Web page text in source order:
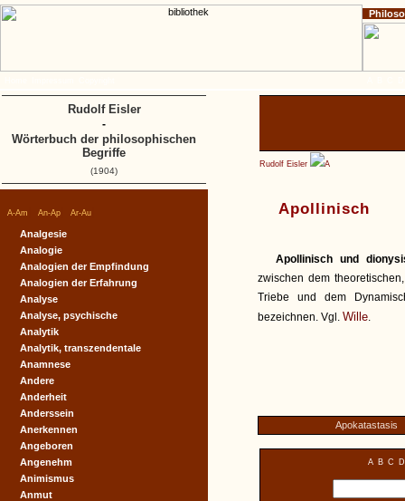
Rudolf Eisler A
Apollinisch
Apollinisch und
zwischen dem
Triebe und dem
bezeichnen. Vgl. Wille.
Apokatastasis
A B C D
A-Am An-Ap Ar-Au
Analgesie
Analogie
Analogien der Empfindung
Analogien der Erfahrung
Analyse
Analyse, psychische
Analytik
Analytik, transzendentale
Anamnese
Andere
Anderheit
Anderssein
Anerkennen
Angeboren
Angenehm
Animismus
Anmut
Rudolf Eisler
-
Wörterbuch der philosophischen
Begriffe
(1904)